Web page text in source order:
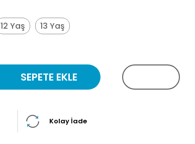
12 Yaş 13 Yaş
SEPETE EKLE
Kolay İade